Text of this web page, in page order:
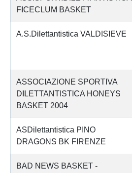
FICECLUM BASKET
A.S.Dilettantistica VALDISIEVE
ASSOCIAZIONE SPORTIVA
DILETTANTISTICA HONEYS
BASKET 2004
ASDilettantistica PINO
DRAGONS BK FIRENZE
BAD NEWS BASKET -